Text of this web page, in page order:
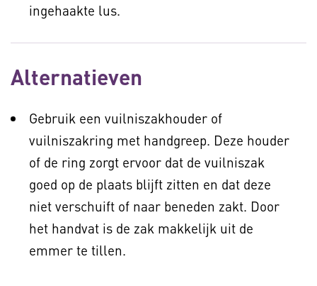
ingehaakte lus.
Alternatieven
Gebruik een vuilniszakhouder of
vuilniszakring met handgreep. Deze houder
of de ring zorgt ervoor dat de vuilniszak
goed op de plaats blijft zitten en dat deze
niet verschuift of naar beneden zakt. Door
het handvat is de zak makkelijk uit de
emmer te tillen.